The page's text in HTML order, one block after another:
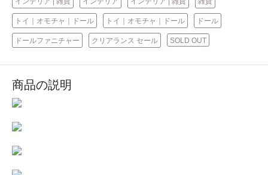
トイ｜オモチャ｜ドール トイ｜オモチャ｜ドール ドール
ドールファニチャー クリアランス セール SOLD OUT
商品の説明